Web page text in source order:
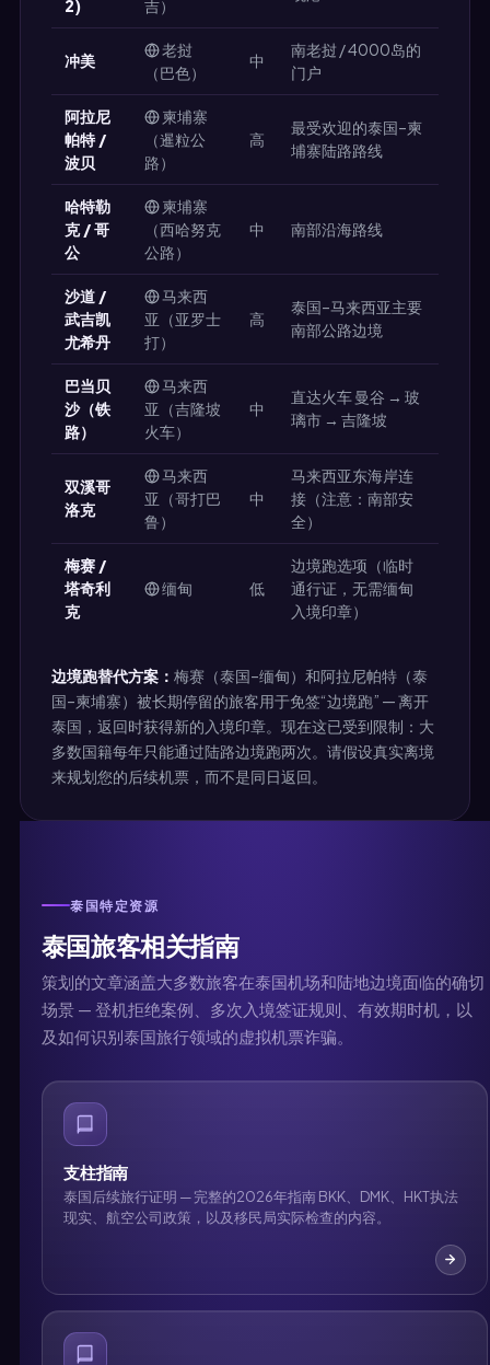
2) 吉）
冲美
老挝
（巴色）
中
南老挝 / 4000岛的
门户
阿拉尼
帕特 /
波贝
柬埔寨
（暹粒公
路）
高
最受欢迎的泰国–柬
埔寨陆路路线
哈特勒
克 / 哥
公
柬埔寨
（西哈努克
公路）
中 南部沿海路线
沙道 /
武吉凯
尤希丹
马来西
亚（亚罗士
打）
高
泰国–马来西亚主要
南部公路边境
巴当贝
沙（铁
路）
马来西
亚（吉隆坡
火车）
中
直达火车 曼谷 → 玻
璃市 → 吉隆坡
双溪哥
洛克
马来西
亚（哥打巴
鲁）
中
马来西亚东海岸连
接（注意：南部安
全）
梅赛 /
塔奇利
克
缅甸 低
边境跑选项（临时
通行证，无需缅甸
入境印章）
边境跑替代方案： 梅赛（泰国–缅甸）和阿拉尼帕特（泰
国–柬埔寨）被长期停留的旅客用于免签“边境跑” — 离开
泰国，返回时获得新的入境印章。现在这已受到限制：大
多数国籍每年只能通过陆路边境跑两次。请假设真实离境
来规划您的后续机票，而不是同日返回。
泰国特定资源
泰国旅客相关指南
策划的文章涵盖大多数旅客在泰国机场和陆地边境面临的确切
场景 — 登机拒绝案例、多次入境签证规则、有效期时机，以
及如何识别泰国旅行领域的虚拟机票诈骗。
支柱指南
泰国后续旅行证明 — 完整的2026年指南 BKK、DMK、HKT执法
现实、航空公司政策，以及移民局实际检查的内容。